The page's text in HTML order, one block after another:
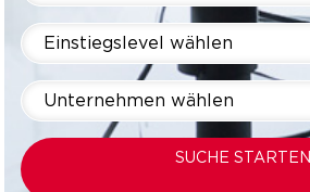
Einstiegslevel wählen
Unternehmen wählen
SUCHE STARTEN